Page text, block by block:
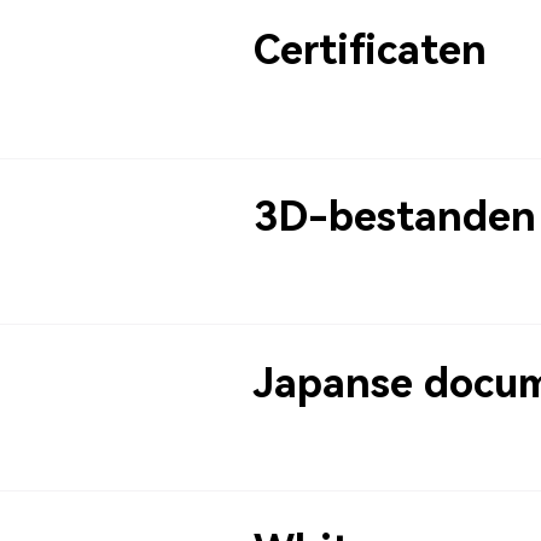
Certificaten
3D-bestanden
Japanse